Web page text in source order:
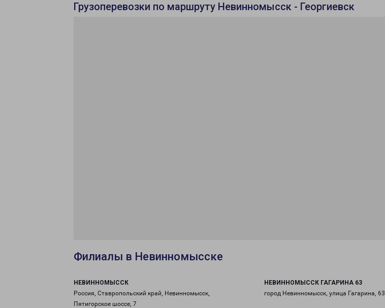
Грузоперевозки по маршруту Невинномысск - Георгиевск
Филиалы в Невинномысске
НЕВИННОМЫССК
Россия, Ставропольский край, Невинномысск,
Пятигорское шоссе, 7
НЕВИННОМЫССК ГАГАРИНА 63
город Невинномысск, улица Гагарина, 63